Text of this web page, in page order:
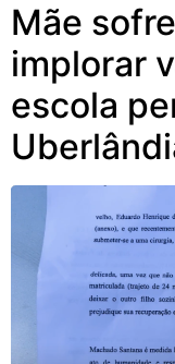
Mãe
implorar
escola